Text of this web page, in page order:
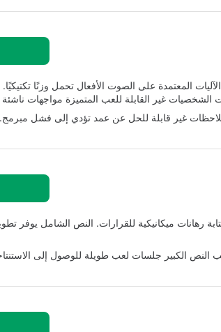
المعتمدة على الصوت الأفعال تحمل وزنًا
الشخصيات غير القابلة للعب المتميزة مواجهات
غير قابلة للحل عن عمد تؤدي إلى فشل
رهانات ميكانيكية للقرارات. النص الشامل يوفر
الكبير جلسات لعب طويلة للوصول إلى